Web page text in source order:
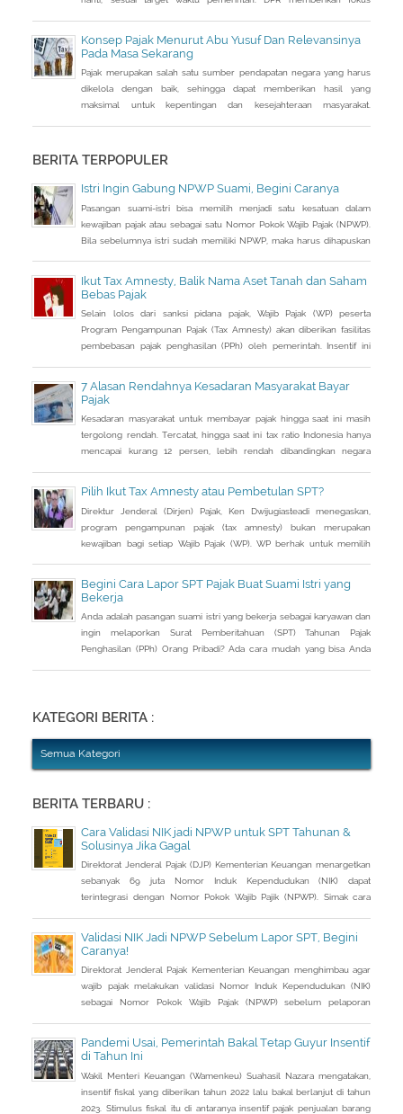
triliun dari target APBN 2016.
Konsep Pajak Menurut Abu Yusuf Dan Relevansinya
Pada Masa Sekarang
Pajak merupakan salah satu sumber pendapatan negara yang harus
dikelola dengan baik, sehingga dapat memberikan hasil yang
maksimal untuk kepentingan dan kesejahteraan masyarakat.
seorang ulama bernama Abu Yusuf yang diminta untuk menulis
BERITA TERPOPULER
Istri Ingin Gabung NPWP Suami, Begini Caranya
Pasangan suami-istri bisa memilih menjadi satu kesatuan dalam
kewajiban pajak atau sebagai satu Nomor Pokok Wajib Pajak (NPWP).
Bila sebelumnya istri sudah memiliki NPWP, maka harus dihapuskan
Ikut Tax Amnesty, Balik Nama Aset Tanah dan Saham
Bebas Pajak
Selain lolos dari sanksi pidana pajak, Wajib Pajak (WP) peserta
Program Pengampunan Pajak (Tax Amnesty) akan diberikan fasilitas
pembebasan pajak penghasilan (PPh) oleh pemerintah. Insentif ini
7 Alasan Rendahnya Kesadaran Masyarakat Bayar
Pajak
Kesadaran masyarakat untuk membayar pajak hingga saat ini masih
tergolong rendah. Tercatat, hingga saat ini tax ratio Indonesia hanya
mencapai kurang 12 persen, lebih rendah dibandingkan negara
Pilih Ikut Tax Amnesty atau Pembetulan SPT?
Direktur Jenderal (Dirjen) Pajak, Ken Dwijugiasteadi menegaskan,
program pengampunan pajak (tax amnesty) bukan merupakan
kewajiban bagi setiap Wajib Pajak (WP). WP berhak untuk memilih
pengusutan nilai wajar harta.
Begini Cara Lapor SPT Pajak Buat Suami Istri yang
Bekerja
Anda adalah pasangan suami istri yang bekerja sebagai karyawan dan
ingin melaporkan Surat Pemberitahuan (SPT) Tahunan Pajak
Penghasilan (PPh) Orang Pribadi? Ada cara mudah yang bisa Anda
suami atau istri
KATEGORI BERITA :
Semua Kategori
BERITA TERBARU :
Cara Validasi NIK jadi NPWP untuk SPT Tahunan &
Solusinya Jika Gagal
Direktorat Jenderal Pajak (DJP) Kementerian Keuangan menargetkan
sebanyak 69 juta Nomor Induk Kependudukan (NIK) dapat
terintegrasi dengan Nomor Pokok Wajib Pajik (NPWP). Simak cara
total target yang baru terintegrasi. Melalui integrasi, nantinya
pelayanan dapat lebih
Validasi NIK Jadi NPWP Sebelum Lapor SPT, Begini
Caranya!
Direktorat Jenderal Pajak Kementerian Keuangan menghimbau agar
wajib pajak melakukan validasi Nomor Induk Kependudukan (NIK)
sebagai Nomor Pokok Wajib Pajak (NPWP) sebelum pelaporan
112/PMK.03/2022. Dalam PMK yang menjadi aturan turunan Peraturan
Pandemi Usai, Pemerintah Bakal Tetap Guyur Insentif
di Tahun Ini
Wakil Menteri Keuangan (Wamenkeu) Suahasil Nazara mengatakan,
insentif fiskal yang diberikan tahun 2022 lalu bakal berlanjut di tahun
2023. Stimulus fiskal itu di antaranya insentif pajak penjualan barang